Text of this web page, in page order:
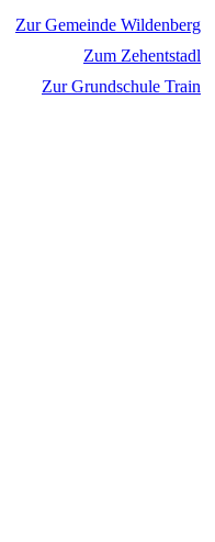
Zur Gemeinde Wildenberg
Zum Zehentstadl
Zur Grundschule Train